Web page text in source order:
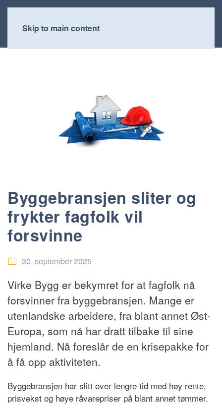
Skip to main content
Byggebransjen sliter og
frykter fagfolk vil
forsvinne
30. september 2025
Virke Bygg er bekymret for at fagfolk nå
forsvinner fra byggebransjen. Mange er
utenlandske arbeidere, fra blant annet Øst-
Europa, som nå har dratt tilbake til sine
hjemland. Nå foreslår de en krisepakke for
å få opp aktiviteten.
Byggebransjen har slitt over lengre tid med høy rente,
prisvekst og høye råvarepriser på blant annet tømmer.